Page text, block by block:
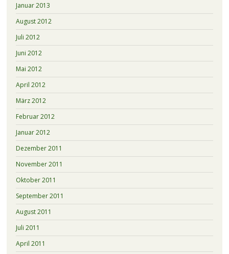
Januar 2013
August 2012
Juli 2012
Juni 2012
Mai 2012
April 2012
März 2012
Februar 2012
Januar 2012
Dezember 2011
November 2011
Oktober 2011
September 2011
August 2011
Juli 2011
April 2011